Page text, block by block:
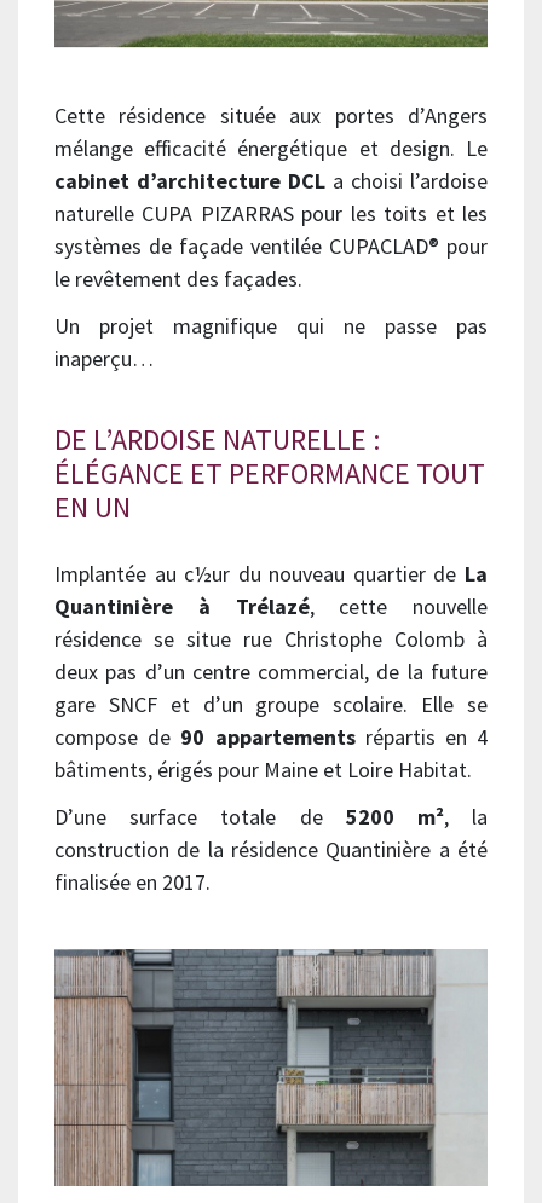
Cette résidence située aux portes d’Angers
mélange efficacité énergétique et design. Le
cabinet d’architecture DCL a choisi l’ardoise
naturelle CUPA PIZARRAS pour les toits et les
systèmes de façade ventilée CUPACLAD® pour
le revêtement des façades.
Un projet magnifique qui ne passe pas
inaperçu…
DE L’ARDOISE NATURELLE :
ÉLÉGANCE ET PERFORMANCE TOUT
EN UN
Implantée au c½ur du nouveau quartier de La
Quantinière à Trélazé, cette nouvelle
résidence se situe rue Christophe Colomb à
deux pas d’un centre commercial, de la future
gare SNCF et d’un groupe scolaire. Elle se
compose de 90 appartementsrépartis en 4
bâtiments, érigés pour Maine et Loire Habitat.
D’une surface totale de 5200 m², la
construction de la résidence Quantinière a été
finalisée en 2017.